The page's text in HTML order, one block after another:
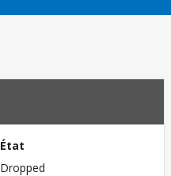
État
Dropped